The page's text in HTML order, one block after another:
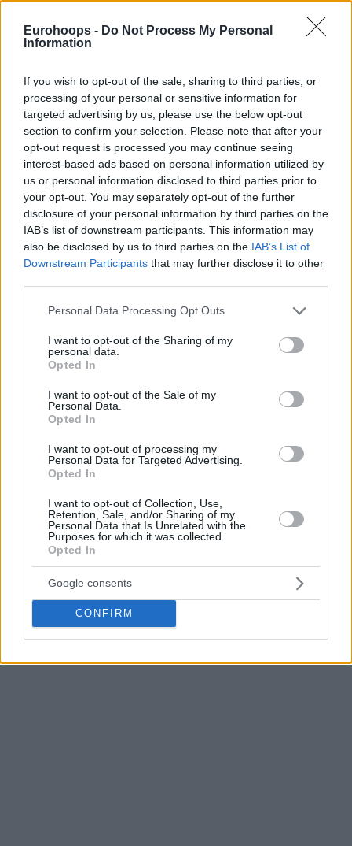
Eurohoops - Do Not Process My Personal
Information
If you wish to opt-out of the sale, sharing to third parties, or
processing of your personal or sensitive information for
targeted advertising by us, please use the below opt-out
section to confirm your selection. Please note that after your
opt-out request is processed you may continue seeing
interest-based ads based on personal information utilized by
us or personal information disclosed to third parties prior to
your opt-out. You may separately opt-out of the further
disclosure of your personal information by third parties on the
IAB’s list of downstream participants. This information may
also be disclosed by us to third parties on the IAB’s List of
Downstream Participants that may further disclose it to other
Please note that this website/app uses one or more Google
not limited to your visit or usage behaviour. You may click to
grant or deny consent to Google and its third-party tags to
use your data for below specified purposes in below Google
consent section.
Personal Data Processing Opt Outs
I want to opt-out of the Sharing of my
personal data.
Opted In
I want to opt-out of the Sale of my
Personal Data.
Opted In
I want to opt-out of processing my
Personal Data for Targeted Advertising.
Opted In
I want to opt-out of Collection, Use,
Retention, Sale, and/or Sharing of my
Personal Data that Is Unrelated with the
Purposes for which it was collected.
Opted In
Google consents
CONFIRM
Por Eurohoops team /info@eurohoops.net
Olympiacos se enfrentará al Žalgiris en Kaunas el 25 de
febrero sin sus dos mejores jugadores de la temporada:
Sasa Vezenkov y Nikola Milutinov.
Ambos quedaron fuera de la convocatoria debido a lesiones
sufridas durante la Copa de Grecia.
distensión en la espalda, mientras que Milutinov se fracturó
el pulgar en la semifinal contra el Marousi. Aunque
descanso para que se recupere por completo.
promedios de 23,4 y 20,6 respectivamente. Esta será la
primera ausencia de Vezenkov esta temporada y la tercera
Como aspecto positivo, Cory Joseph regresa tras una lesión
en el muslo sufrida el 7 de febrero, lo que le da al
entrenador Giorgos Bartzokas cuatro bases en la plantilla de
12 hombres por primera vez esta temporada.